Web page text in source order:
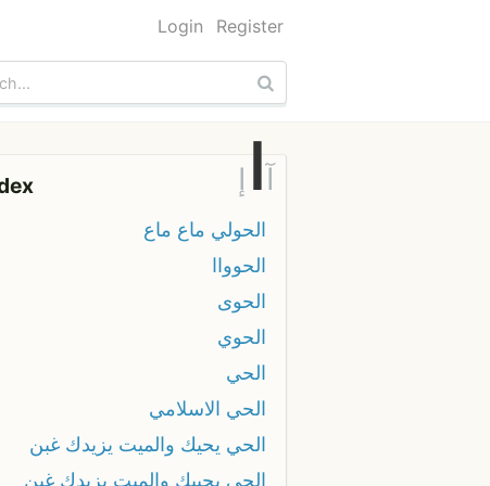
Login Register
إ آ
الحولي ماع ماع
الحوواا
الحوى
الحوي
الحي
الحي الاسلامي
الحي يحيك والميت يزيدك غبن
الحي يحييك والميت يزيدك غبن